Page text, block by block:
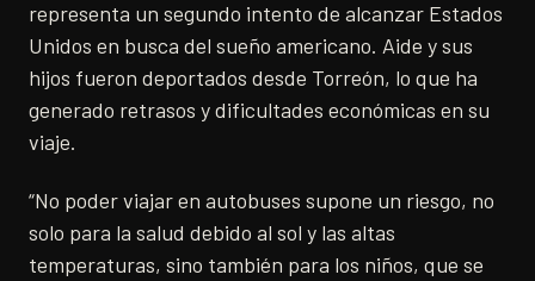
representa un segundo intento de alcanzar Estados
Unidos en busca del sueño americano. Aide y sus
hijos fueron deportados desde Torreón, lo que ha
generado retrasos y dificultades económicas en su
viaje.
“No poder viajar en autobuses supone un riesgo, no
solo para la salud debido al sol y las altas
temperaturas, sino también para los niños, que se